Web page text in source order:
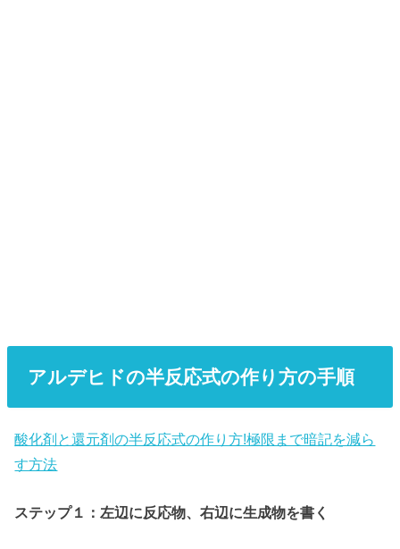
アルデヒドの半反応式の作り方の手順
酸化剤と還元剤の半反応式の作り方!極限まで暗記を減ら
す方法
ステップ１：左辺に反応物、右辺に生成物を書く